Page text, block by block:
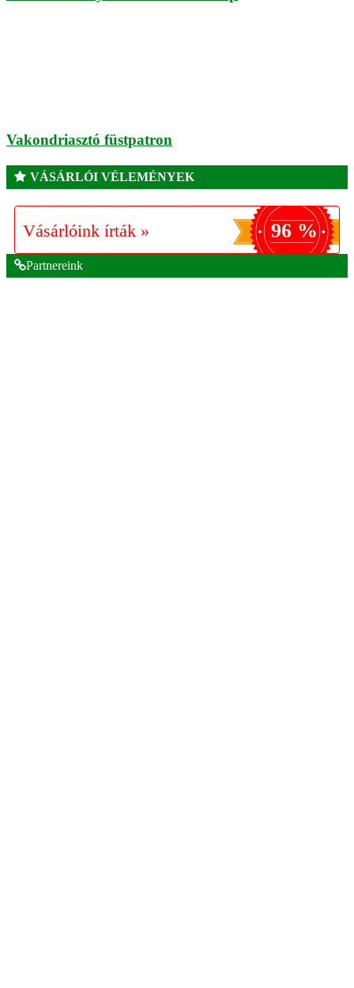
Vakondriasztó füstpatron
VÁSÁRLÓI VÉLEMÉNYEK
Vásárlóink írták » 96 %
Partnereink